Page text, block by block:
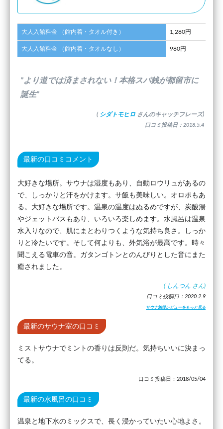
大人入館料金 （館内着・タオル付き） 1,280円
大人入館料金 （館内着・タオルなし） 980円
”より道では済まされない！本格スパ銭が都留市に
誕生”
( シダトモヒロ さんのキャッチフレーズ)
口コミ投稿日：2018.5.4
最新の口コミコメント
大好きな場所。サウナは湿度もあり、自動ロウリュがあるの
で、しっかりと汗をかけます。サ飯も美味しい。オロポもあ
る。大好きな場所です。温泉の温度はぬるめですが、炭酸湯
やジェットバスもあり、いろいろ楽しめます。水風呂は温泉
水入りなので、肌にまとわりつくような気持ち良さ。しっか
りと冷たいです。そして何よりも、外気浴が最高です。時々
聞こえる電車の音。ガタンゴトンとのんびりとした音にまた
癒されました。
( しんつん さん)
口コミ投稿日：2020.2.9
サウナ施設レビューをもっと見る
最新のサウナ室の口コミ
ミストサウナでミントの香りは反則だ。気持ちいいに決まっ
てる。
口コミ投稿日：2018/05/04
最新の水風呂の口コミ
温泉と地下水のミックスで、長く浸かっていたい心地よさ。